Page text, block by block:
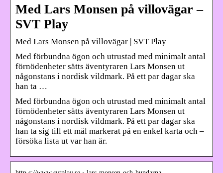
Med Lars Monsen på villovägar –
SVT Play
Med Lars Monsen på villovägar | SVT Play
Med förbundna ögon och utrustad med minimalt antal
förnödenheter sätts äventyraren Lars Monsen ut
någonstans i nordisk vildmark. På ett par dagar ska
han ta …
Med förbundna ögon och utrustad med minimalt antal
förnödenheter sätts äventyraren Lars Monsen ut
någonstans i nordisk vildmark. På ett par dagar ska
han ta sig till ett mål markerat på en enkel karta och –
försöka lista ut var han är.